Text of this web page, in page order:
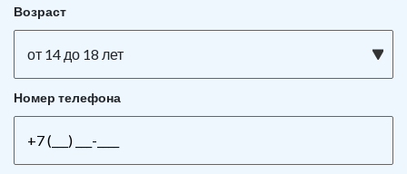
Возраст
от 14 до 18 лет
Номер телефона